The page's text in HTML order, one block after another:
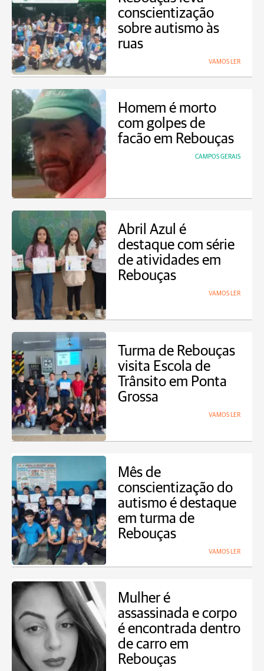
conscientização
sobre autismo às
ruas
VAMOS LER
Homem é morto
com golpes de
facão em Rebouças
CAMPOS GERAIS
Abril Azul é
destaque com série
de atividades em
Rebouças
VAMOS LER
Turma de Rebouças
visita Escola de
Trânsito em Ponta
Grossa
VAMOS LER
Mês de
conscientização do
autismo é destaque
em turma de
Rebouças
VAMOS LER
Mulher é
assassinada e corpo
é encontrada dentro
de carro em
Rebouças